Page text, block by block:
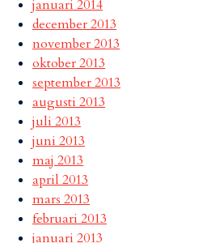
januari 2014
december 2013
november 2013
oktober 2013
september 2013
augusti 2013
juli 2013
juni 2013
maj 2013
april 2013
mars 2013
februari 2013
januari 2013